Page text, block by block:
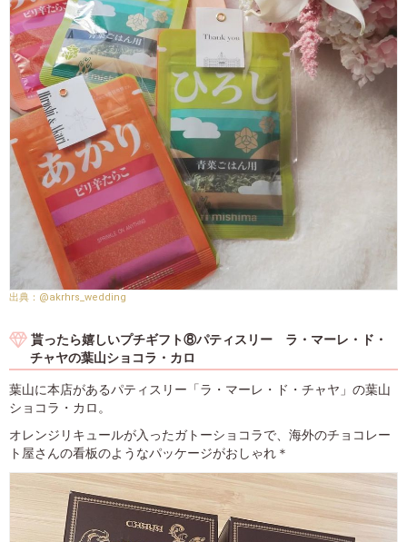
@akrhrs_wedding
貰ったら嬉しいプチギフト⑧パティスリー ラ・マーレ・ド・
チャヤの葉山ショコラ・カロ
葉山に本店があるパティスリー「ラ・マーレ・ド・チャヤ」の葉山
ショコラ・カロ。
オレンジリキュールが入ったガトーショコラで、海外のチョコレー
ト屋さんの看板のようなパッケージがおしゃれ＊